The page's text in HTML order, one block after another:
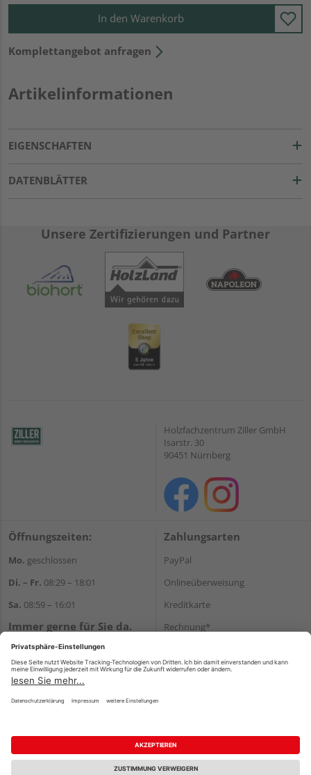
In den Warenkorb
Komplettangebot anfragen
Artikelinformationen
EIGENSCHAFTEN
DATENBLÄTTER
Unsere Zertifizierungen und Partner
Holzfachzentrum Ziller GmbH
Isarstr. 30
90451 Nürnberg
Öffnungszeiten:
Mo. geschlossen
Di. – Fr. 08:29 – 18:01
Sa. 08:59 – 16:01
Immer gerne für Sie da.
E-Mail:kontakt@holzziller.de
Zahlungsarten
PayPal
Onlineüberweisung
Kreditkarte
Rechnung*
Versand
Impressum AGB Widerruf
Datenschutz
Reservierungsbedingungen
Vertrag widerrufen